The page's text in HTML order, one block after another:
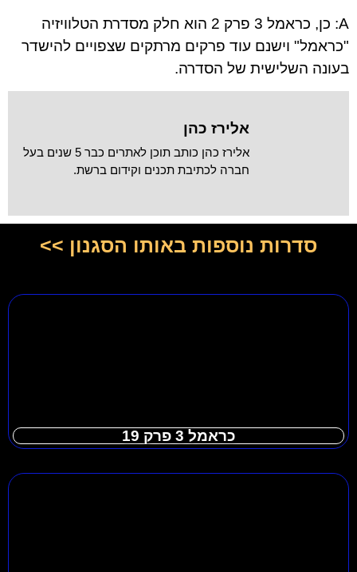
A: כן, כראמל 3 פרק 2 הוא חלק מסדרת הטלוויזיה
"כראמל" וישנם עוד פרקים מרתקים שצפויים להישדר
בעונה השלישית של הסדרה.
אלירז כהן
אלירז כהן כותב תוכן לאתרים כבר 5 שנים בעל
חברה לכתיבת תכנים וקידום ברשת.
סדרות נוספות באותו הסגנון >>
כראמל 3 פרק 19